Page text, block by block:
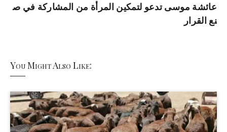
عائشة موسى تدعو لتمكين المرأة من المشاركة في ص
نع القرار
You Might Also Like: